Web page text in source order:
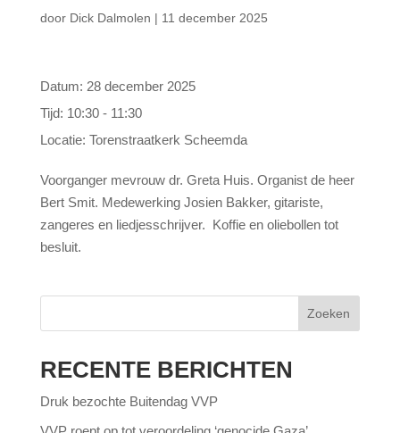
door Dick Dalmolen | 11 december 2025
Datum: 28 december 2025
Tijd: 10:30 - 11:30
Locatie: Torenstraatkerk Scheemda
Voorganger mevrouw dr. Greta Huis. Organist de heer
Bert Smit. Medewerking Josien Bakker, gitariste,
zangeres en liedjesschrijver. Koffie en oliebollen tot
besluit.
Zoeken
RECENTE BERICHTEN
Druk bezochte Buitendag VVP